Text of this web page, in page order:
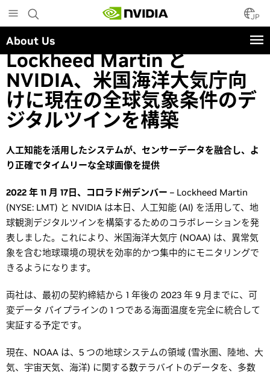
to
main
content
JP
About Us
Lockheed Martin と
NVIDIA、米国海洋大気庁向
けに現在の全球気象条件のデ
ジタルツインを構築
人工知能を活用したシステムが、センサーデータを融合し、よ
り正確でタイムリーな全球画像を提供
2022 年 11 月 17日、コロラド州デンバー – Lockheed Martin
(NYSE: LMT) と NVIDIA は本日、人工知能 (AI) を活用して、地
球観測デジタルツインを構築するためのコラボレーションを発
表しました。これにより、米国海洋大気庁 (NOAA) は、異常気
象を含む地球環境の現状を効率的かつ集中的にモニタリングで
きるようになります。
両社は、最初の契約締結から 1 年後の 2023 年 9 月までに、可
変データ パイプラインの 1 つである海面温度を完全に統合して
実証する予定です。
現在、NOAA は、5 つの地球システムの領域 (雪氷圏、陸地、大
気、宇宙天気、海洋) に関する数テラバイトのデータを、多数